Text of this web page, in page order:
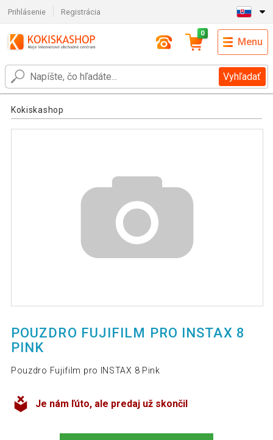
Prihlásenie Registrácia
Vyhľadať
0
Menu
Kokiskashop
POUZDRO FUJIFILM PRO INSTAX 8
PINK
Pouzdro Fujifilm pro INSTAX 8 Pink
Je nám ľúto, ale predaj už skončil